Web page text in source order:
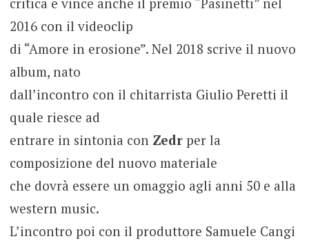
2016 con il videoclip
di “Amore in erosione”. Nel 2018 scrive il nuovo
album, nato
dall’incontro con il chitarrista Giulio Peretti il
quale riesce ad
entrare in sintonia con Zedrper la
composizione del nuovo materiale
che dovrà essere un omaggio agli anni 50 e alla
western music.
L’incontro poi con il produttore Samuele Cangi